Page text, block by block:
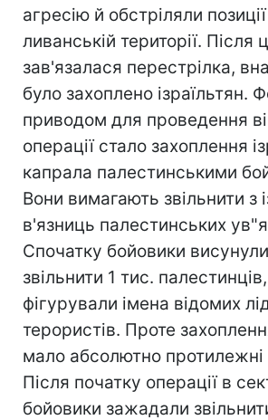
агресію й обстріляли
ливанській території. Після
зав'язалася перестрілка,
було захоплено ізраїльтян.
приводом для проведення
операції стало захоплення
капрала палестинськими
Вони вимагають звільнити з
в'язниць палестинських
Спочатку бойовики
звільнити 1 тис.
фігурували імена відомих
терористів. Проте
мало абсолютно протилежні
Після початку операції в
бойовики зажадали